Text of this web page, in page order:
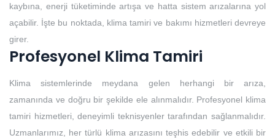
kaybına, enerji tüketiminde artışa ve hatta sistem arızalarına yol
açabilir. İşte bu noktada, klima tamiri ve bakımı hizmetleri devreye
girer.
Profesyonel Klima Tamiri
Klima sistemlerinde meydana gelen herhangi bir arıza,
zamanında ve doğru bir şekilde ele alınmalıdır. Profesyonel klima
tamiri hizmetleri, deneyimli teknisyenler tarafından sağlanmalıdır.
Uzmanlarımız, her türlü klima arızasını teşhis edebilir ve etkili bir